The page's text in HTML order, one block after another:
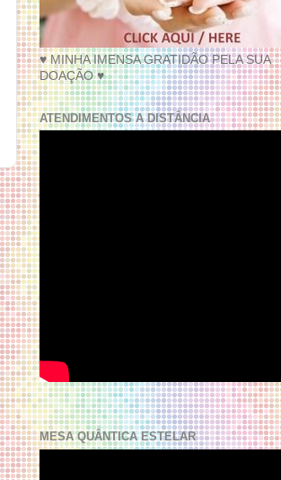
♥ MINHA IMENSA GRATIDÃO PELA SUA
DOAÇÃO ♥
ATENDIMENTOS A DISTÂNCIA
MESA QUÂNTICA ESTELAR